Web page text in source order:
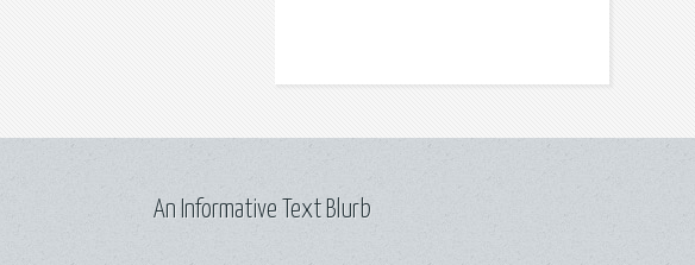
An Informative Text Blurb